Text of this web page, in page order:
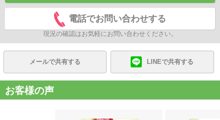
電話でお問い合わせする
現況の確認はお気軽にお問い合わせください。
メールで共有する LINEで共有する
お客様の声